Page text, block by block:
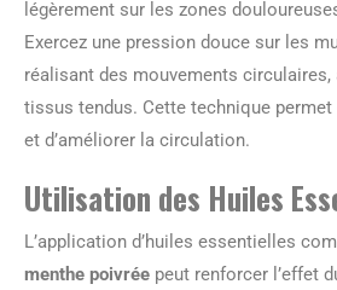
légèrement sur les zones
Exercez une pression douce sur les
réalisant des mouvements circulaires,
tissus tendus. Cette technique
et d’améliorer la circulation.
Utilisation des Huiles
L’application d’huiles essentielles
menthe poivrée peut renforcer l’effet